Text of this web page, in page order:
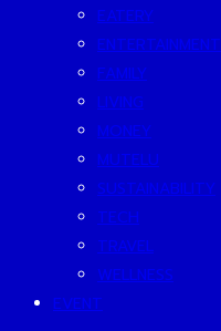
EATERY
ENTERTAINMENT
FAMILY
LIVING
MONEY
MUTELU
SUSTAINABILITY
TECH
TRAVEL
WELLNESS
EVENT